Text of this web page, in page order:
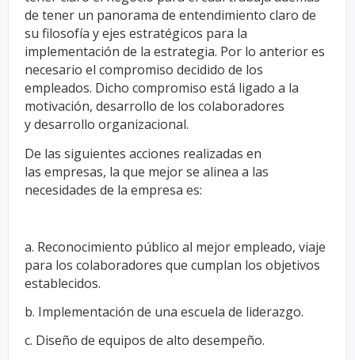
de tener un panorama de entendimiento claro de
su filosofía yejes estratégicos para la
implementación de la estrategia. Por lo anteriores
necesario el compromiso decidido de los
empleados. Dicho compromiso está ligado a la
motivación, desarrollo de los colaboradores
ydesarrollo organizacional.
De las siguientes acciones realizadas en
las empresas, la que mejor se alinea a las
necesidades de la empresa es:
a. Reconocimiento público al mejor empleado, viaje
para los colaboradores que cumplan los objetivos
establecidos.
b. Implementación de una escuela de liderazgo.
c. Diseño de equipos de alto desempeño.